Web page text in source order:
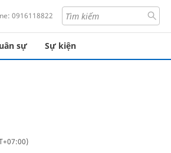
0916118822
sự Sự kiện